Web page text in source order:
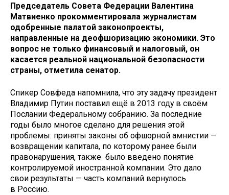
Председатель Совета Федерации Валентина
Матвиенко прокомментировала журналистам
одобренные палатой законопроекты,
направленные на деофшоризацию экономики. Это
вопрос не только финансовый и налоговый, он
касается реальной национальной безопасности
страны, отметила сенатор.
Спикер Совфеда напомнила, что эту задачу президент
Владимир Путин поставил ещё в 2013 году в своём
Послании Федеральному собранию. За последние
годы было многое сделано для решения этой
проблемы: приняты законы об офшорной амнистии —
возвращении капитала, по которому ранее были
правонарушения, также было введено понятие
контролируемой иностранной компании. Это дало
свои результаты — часть компаний вернулось
в Россию.